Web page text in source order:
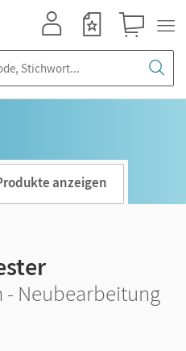
anzeigen
- Neubearbeitung